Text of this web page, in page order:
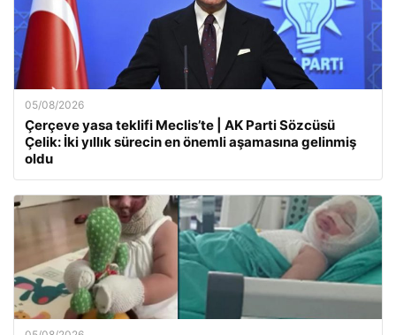
05/08/2026
Çerçeve yasa teklifi Meclis’te | AK Parti Sözcüsü
Çelik: İki yıllık sürecin en önemli aşamasına gelinmiş
oldu